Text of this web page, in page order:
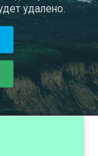
удалено.